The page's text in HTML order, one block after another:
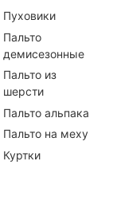
Пуховики
Пальто
демисезонные
Пальто из
шерсти
Пальто альпака
Пальто на меху
Куртки